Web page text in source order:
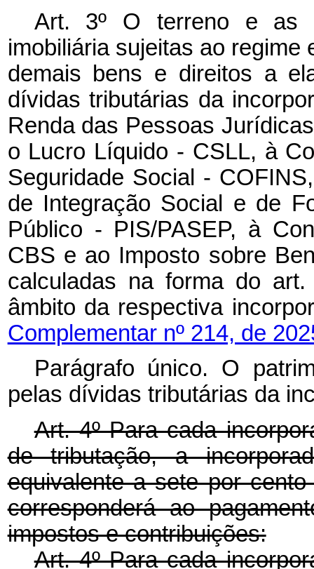
Art. 3º O terreno e as
imobiliária sujeitas ao
demais bens e direitos a
dívidas tributárias da
Renda das Pessoas
o Lucro Líquido - CSLL, à
Seguridade Social -
de Integração Social e de
Público - PIS/PASEP, à
CBS e ao Imposto sobre
calculadas na forma do
âmbito da respectiva
Complementar nº 214, de
Parágrafo único. O
pelas dívidas tributárias da
Art. 4º Para cada
de tributação, a
equivalente a sete por
corresponderá ao
impostos e contribuições:
Art. 4º Para cada